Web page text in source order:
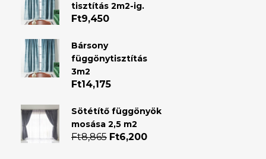
tisztítás 2m2-ig.
Ft9,450
Bársony
függönytisztítás
3m2
Ft14,175
Sötétítő függönyök
mosása 2,5 m2
Ft8,865 Original
Ft6,200Current